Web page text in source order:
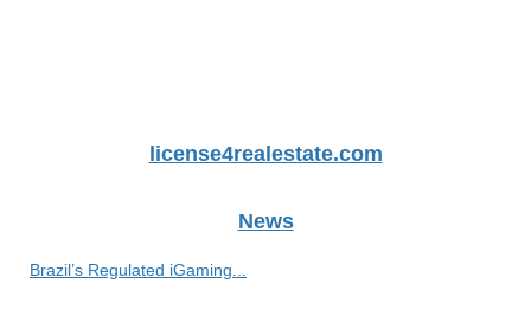
license4realestate.com
News
Brazil’s Regulated iGaming...